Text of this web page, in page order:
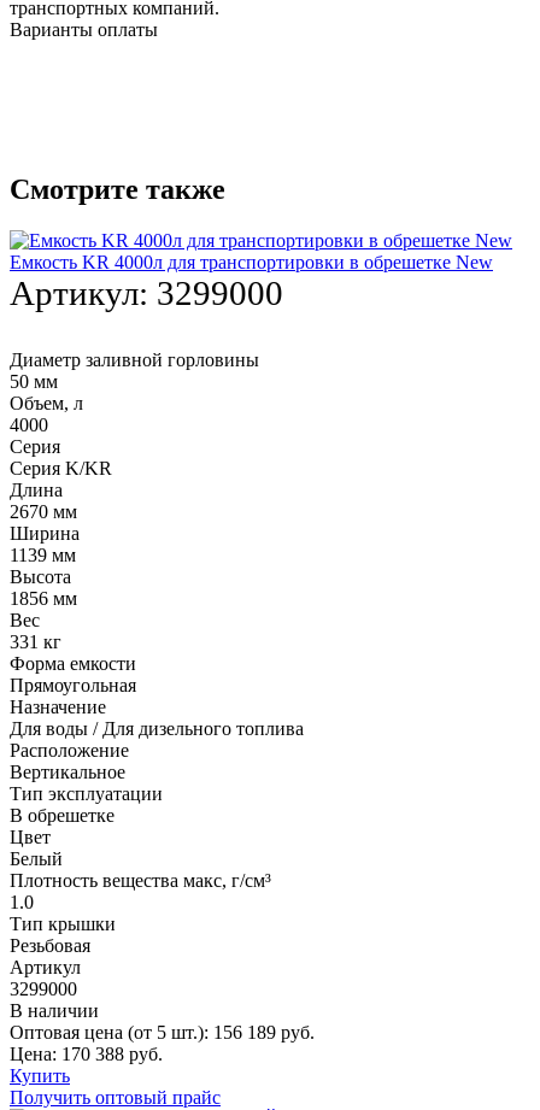
транспортных компаний.
Варианты оплаты
Смотрите также
Емкость KR 4000л для транспортировки в обрешетке New
Артикул: 3299000
Диаметр заливной горловины
50 мм
Объем, л
4000
Серия
Серия K/KR
Длина
2670 мм
Ширина
1139 мм
Высота
1856 мм
Вес
331 кг
Форма емкости
Прямоугольная
Назначение
Для воды / Для дизельного топлива
Расположение
Вертикальное
Тип эксплуатации
В обрешетке
Цвет
Белый
Плотность вещества макс, г/см³
1.0
Тип крышки
Резьбовая
Артикул
3299000
В наличии
Оптовая цена (от 5 шт.): 156 189 руб.
Цена: 170 388 руб.
Купить
Получить оптовый прайс